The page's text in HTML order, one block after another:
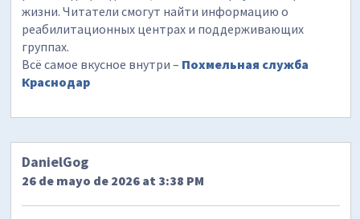
жизни. Читатели смогут найти информацию о
реабилитационных центрах и поддерживающих
группах.
Всё самое вкусное внутри – Похмельная служба
Краснодар
DanielGog
26 de mayo de 2026 at 3:38 PM